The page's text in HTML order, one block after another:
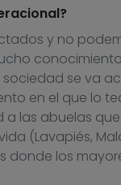
y no
se va
en el que lo
las abuelas
(Lavapiés,
donde los